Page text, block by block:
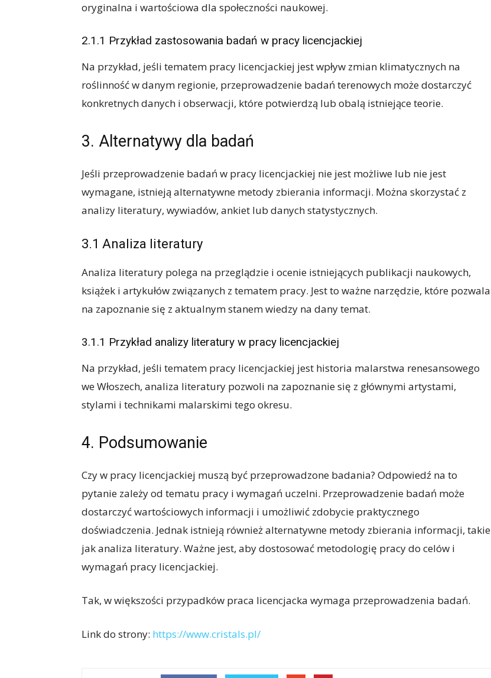
oryginalna i wartościowa dla społeczności naukowej.
2.1.1 Przykład zastosowania badań w pracy licencjackiej
Na przykład, jeśli tematem pracy licencjackiej jest wpływ zmian klimatycznych na
roślinność w danym regionie, przeprowadzenie badań terenowych może dostarczyć
konkretnych danych i obserwacji, które potwierdzą lub obalą istniejące teorie.
3. Alternatywy dla badań
Jeśli przeprowadzenie badań w pracy licencjackiej nie jest możliwe lub nie jest
wymagane, istnieją alternatywne metody zbierania informacji. Można skorzystać z
analizy literatury, wywiadów, ankiet lub danych statystycznych.
3.1 Analiza literatury
Analiza literatury polega na przeglądzie i ocenie istniejących publikacji naukowych,
książek i artykułów związanych z tematem pracy. Jest to ważne narzędzie, które pozwala
na zapoznanie się z aktualnym stanem wiedzy na dany temat.
3.1.1 Przykład analizy literatury w pracy licencjackiej
Na przykład, jeśli tematem pracy licencjackiej jest historia malarstwa renesansowego
we Włoszech, analiza literatury pozwoli na zapoznanie się z głównymi artystami,
stylami i technikami malarskimi tego okresu.
4. Podsumowanie
Czy w pracy licencjackiej muszą być przeprowadzone badania? Odpowiedź na to
pytanie zależy od tematu pracy i wymagań uczelni. Przeprowadzenie badań może
dostarczyć wartościowych informacji i umożliwić zdobycie praktycznego
doświadczenia. Jednak istnieją również alternatywne metody zbierania informacji, takie
jak analiza literatury. Ważne jest, aby dostosować metodologię pracy do celów i
wymagań pracy licencjackiej.
Tak, w większości przypadków praca licencjacka wymaga przeprowadzenia badań.
Link do strony: https://www.cristals.pl/